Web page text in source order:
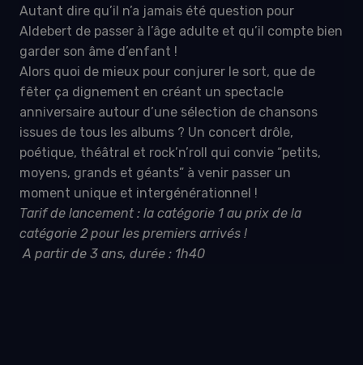
Autant dire qu’il n’a jamais été question pour
Aldebert de passer à l’âge adulte et qu’il compte bien
garder son âme d’enfant !
Alors quoi de mieux pour conjurer le sort, que de
fêter ça dignement en créant un spectacle
anniversaire autour d’une sélection de chansons
issues de tous les albums ? Un concert drôle,
poétique, théâtral et rock’n’roll qui convie “petits,
moyens, grands et géants” à venir passer un
moment unique et intergénérationnel !
Tarif de lancement : la catégorie 1 au prix de la
catégorie 2 pour les premiers arrivés !
A partir de 3 ans, durée : 1h40